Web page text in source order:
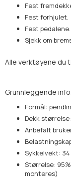
Fest
Fest forhjulet.
Fest pedalene.
Sjekk om
Alle verktøyene du
Grunnleggende
Formål:
Dekk
Anbefalt
Sykkelvekt: 34
Størrelse:
monteres)